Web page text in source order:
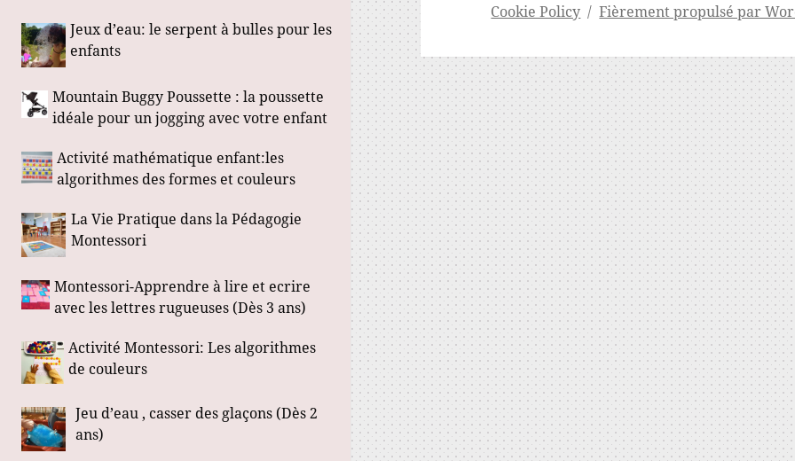
Jeux d’eau: le serpent à bulles pour les
enfants
Mountain Buggy Poussette : la poussette
idéale pour un jogging avec votre enfant
Activité mathématique enfant:les
algorithmes des formes et couleurs
La Vie Pratique dans la Pédagogie
Montessori
Montessori-Apprendre à lire et ecrire
avec les lettres rugueuses (Dès 3 ans)
Activité Montessori: Les algorithmes
de couleurs
Jeu d’eau , casser des glaçons (Dès 2
ans)
Cookie Policy Fièrement propulsé par